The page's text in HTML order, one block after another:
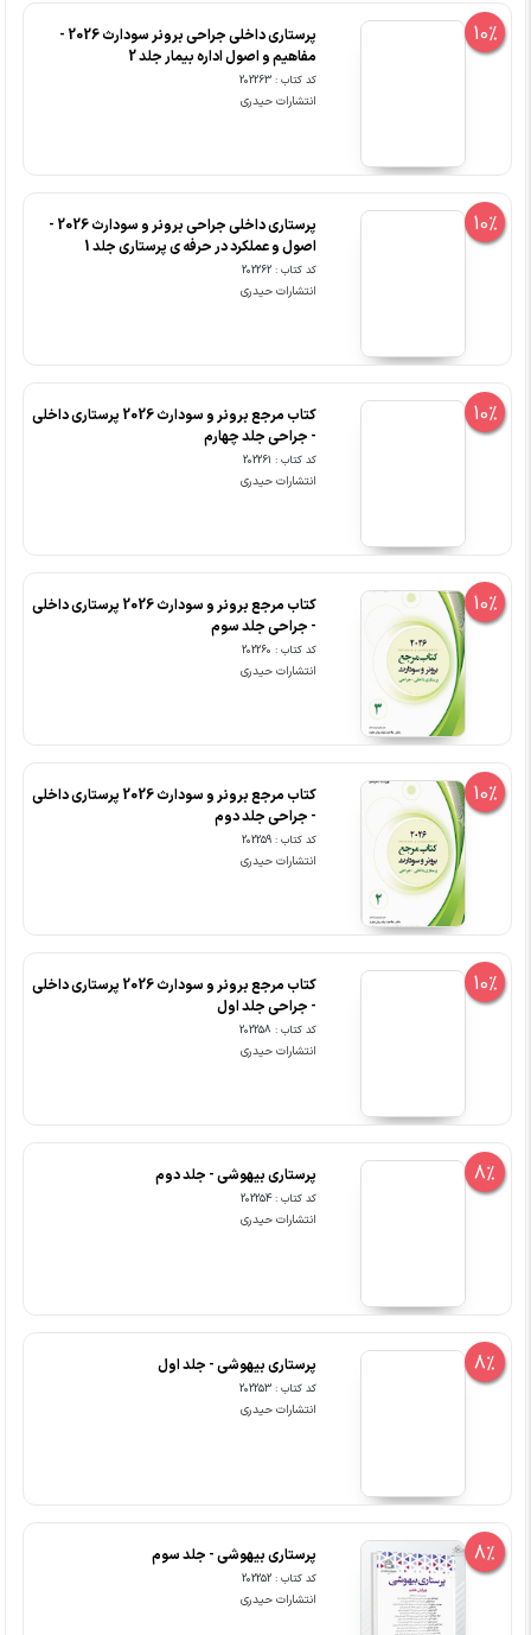
10%
پرستاری داخلی جراحی برونر سودارث 2026 -
مفاهیم و اصول اداره بیمار جلد 2
کد کتاب : 202263
انتشارات حیدری
10%
پرستاری داخلی جراحی برونر و سودارث 2026 -
اصول و عملکرد در حرفه ی پرستاری جلد 1
کد کتاب : 202262
انتشارات حیدری
10%
کتاب مرجع برونر و سودارث 2026 پرستاری داخلی
- جراحی جلد چهارم
کد کتاب : 202261
انتشارات حیدری
10%
کتاب مرجع برونر و سودارث 2026 پرستاری داخلی
- جراحی جلد سوم
کد کتاب : 202260
انتشارات حیدری
10%
کتاب مرجع برونر و سودارث 2026 پرستاری داخلی
- جراحی جلد دوم
کد کتاب : 202259
انتشارات حیدری
10%
کتاب مرجع برونر و سودارث 2026 پرستاری داخلی
- جراحی جلد اول
کد کتاب : 202258
انتشارات حیدری
8% پرستاری بیهوشی - جلد دوم
کد کتاب : 202254
انتشارات حیدری
8% پرستاری بیهوشی - جلد اول
کد کتاب : 202253
انتشارات حیدری
8% پرستاری بیهوشی - جلد سوم
کد کتاب : 202252
انتشارات حیدری